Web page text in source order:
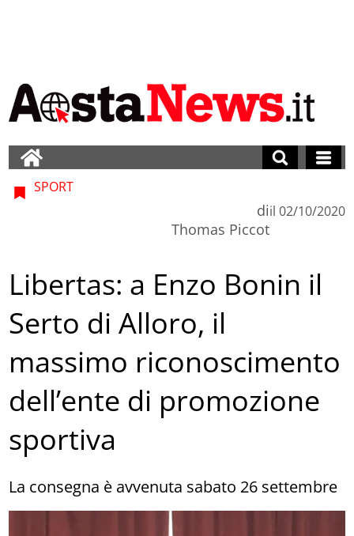
SPORT
di
Thomas Piccot
il 02/10/2020
Libertas: a Enzo Bonin il
Serto di Alloro, il
massimo riconoscimento
dell’ente di promozione
sportiva
La consegna è avvenuta sabato 26 settembre